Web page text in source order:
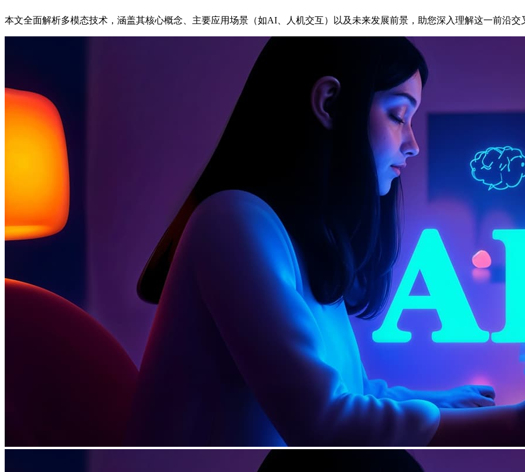
本文全面解析多模态技术，涵盖其核心概念、主要应用场景（如AI、人机交互）以及未来发展前景，助您深入理解这一前沿交